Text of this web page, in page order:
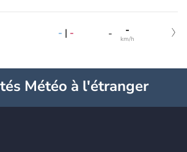
- | - - -
km/h
Météo à l'étranger